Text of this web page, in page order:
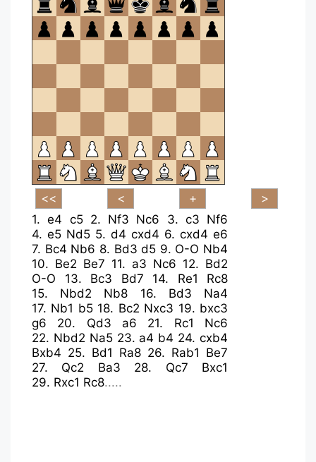
te
openen.
1.e4 c5 2. Nf3 Nc6 3. c3 Nf6
4. e5 Nd5 5. d4 cxd4 6. cxd4 e6
7. Bc4 Nb6 8. Bd3 d5 9. O-O Nb4
10. Be2 Be7 11. a3 Nc6 12. Bd2
O-O
13. Bc3 Bd7 14. Re1
Rc8
15. Nbd2 Nb8 16. Bd3
Na4
17. Nb1 b5 18. Bc2 Nxc3 19. bxc3
g6
20. Qd3 a6 21. Rc1
Nc6
22. Nbd2 Na5 23. a4 b4 24.cxb4
Bxb4 25. Bd1 Ra8 26. Rab1 Be7
27. Qc2 Ba3 28. Qc7
Bxc1
29. Rxc1 Rc8.....